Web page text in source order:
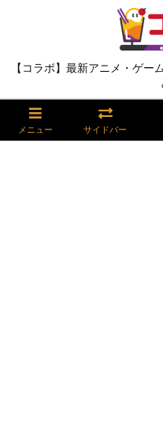
【コラボ】最新アニメ・ゲー
メニュー サイドバー